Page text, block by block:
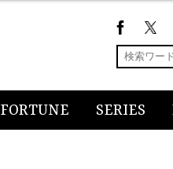
FORTUNE SERIES